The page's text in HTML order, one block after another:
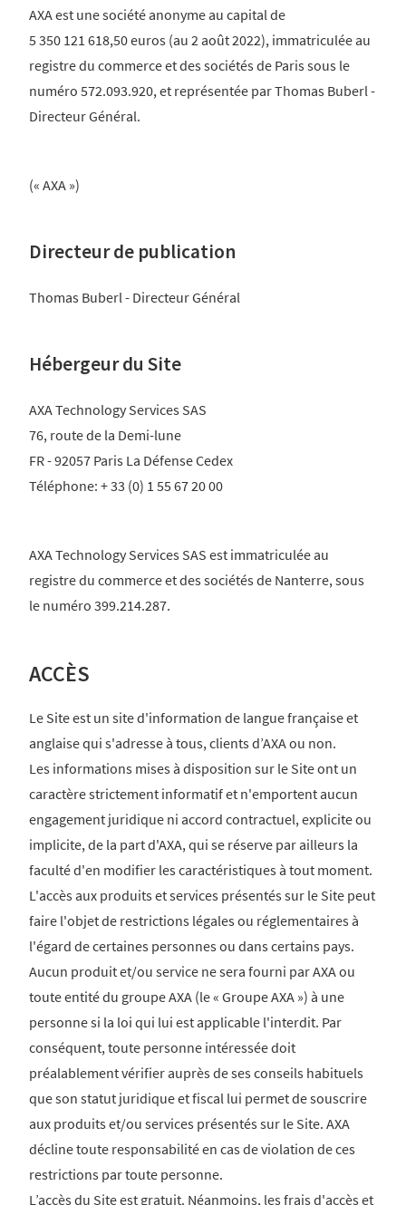
AXA est une société anonyme au capital de
5 350 121 618,50 euros (au 2 août 2022), immatriculée au
registre du commerce et des sociétés de Paris sous le
numéro 572.093.920, et représentée par Thomas Buberl -
Directeur Général.
(« AXA »)
Directeur de publication
Thomas Buberl - Directeur Général
Hébergeur du Site
AXA Technology Services SAS
76, route de la Demi-lune
FR - 92057 Paris La Défense Cedex
Téléphone: + 33 (0) 1 55 67 20 00
AXA Technology Services SAS est immatriculée au
registre du commerce et des sociétés de Nanterre, sous
le numéro 399.214.287.
ACCÈS
Le Site est un site d'information de langue française et
anglaise qui s'adresse à tous, clients d’AXA ou non.
Les informations mises à disposition sur le Site ont un
caractère strictement informatif et n'emportent aucun
engagement juridique ni accord contractuel, explicite ou
implicite, de la part d'AXA, qui se réserve par ailleurs la
faculté d'en modifier les caractéristiques à tout moment.
L'accès aux produits et services présentés sur le Site peut
faire l'objet de restrictions légales ou réglementaires à
l'égard de certaines personnes ou dans certains pays.
Aucun produit et/ou service ne sera fourni par AXA ou
toute entité du groupe AXA (le « Groupe AXA ») à une
personne si la loi qui lui est applicable l'interdit. Par
conséquent, toute personne intéressée doit
préalablement vérifier auprès de ses conseils habituels
que son statut juridique et fiscal lui permet de souscrire
aux produits et/ou services présentés sur le Site. AXA
décline toute responsabilité en cas de violation de ces
restrictions par toute personne.
L’accès du Site est gratuit. Néanmoins, les frais d'accès et